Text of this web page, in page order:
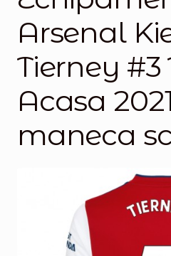
Magazinul
Arsenal
Tierney #3
Acasa
maneca